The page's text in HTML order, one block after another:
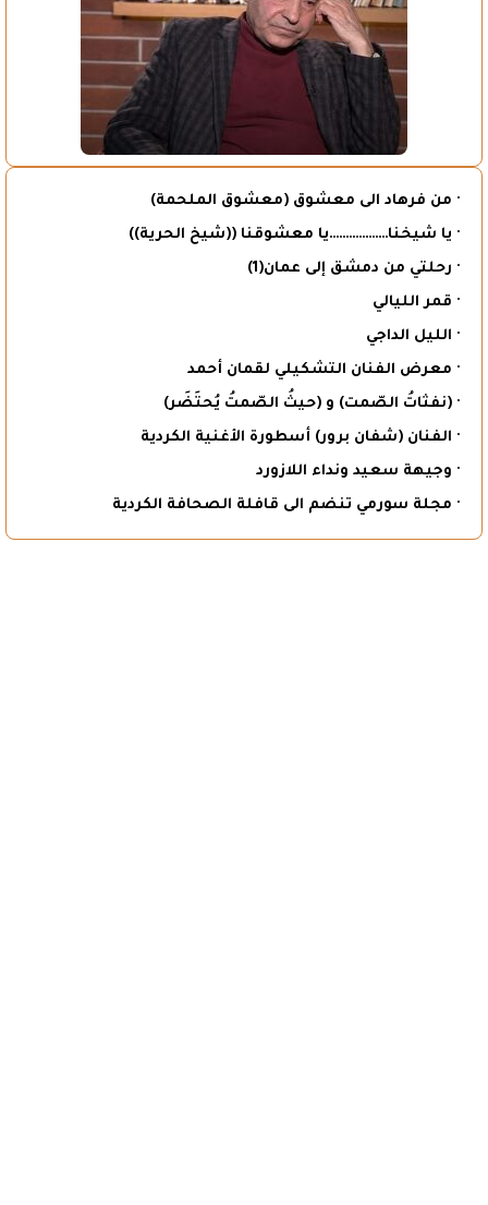
· من فرهاد الى معشوق (معشوق الملحمة)
· يا شيخنا………………يا معشوقنا ((شيخ الحرية))
· رحلتي من دمشق إلى عمان(1)
· قمر الليالي
· الليل الداجي
· معرض الفنان التشكيلي لقمان أحمد
· (نفثاتُ الصّمت) و (حيثُ الصّمتُ يُحتَضَر)
· الفنان (شفان برور) أسطورة الأغنية الكردية
· وجيهة سعيد ونداء اللازورد
· مجلة سورمي تنضم الى قافلة الصحافة الكردية